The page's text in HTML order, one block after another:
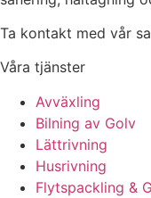
Ta kontakt med vår
Våra tjänster
Avväxling
Bilning av Golv
Lättrivning
Husrivning
Flytspackling &